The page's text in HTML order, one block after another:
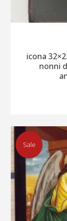
icona
nonni
Sale